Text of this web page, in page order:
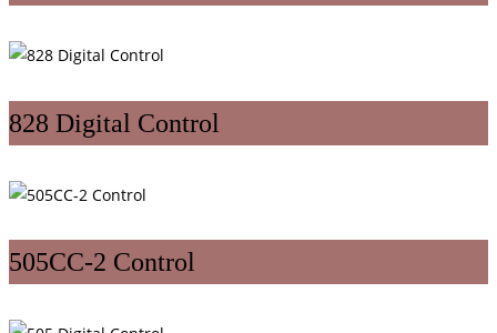
828 Digital Control
505CC-2 Control